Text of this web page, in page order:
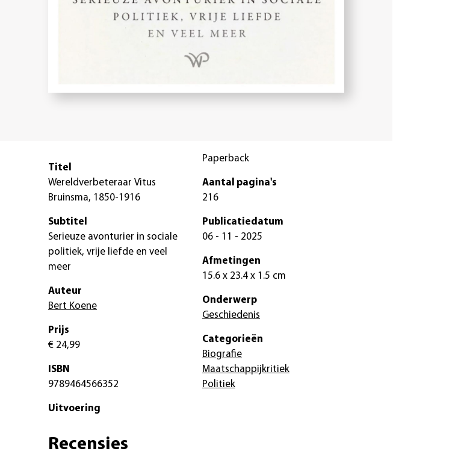
Titel
Wereldverbeteraar Vitus
Bruinsma, 1850-1916
Subtitel
Serieuze avonturier in sociale
politiek, vrije liefde en veel
meer
Auteur
Bert Koene
Prijs
€ 24,99
ISBN
9789464566352
Uitvoering
Paperback
Aantal pagina's
216
Publicatiedatum
06 - 11 - 2025
Afmetingen
15.6 x 23.4 x 1.5 cm
Onderwerp
Geschiedenis
Categorieën
Biografie
Maatschappijkritiek
Politiek
Recensies